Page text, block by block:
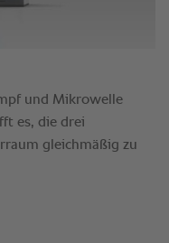
und Mikrowelle
es, die drei
gleichmäßig zu